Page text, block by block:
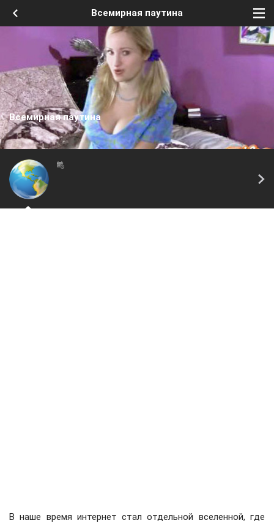
Всемирная паутина
Всемирная паутина
В наше время интернет стал отдельной вселенной, где